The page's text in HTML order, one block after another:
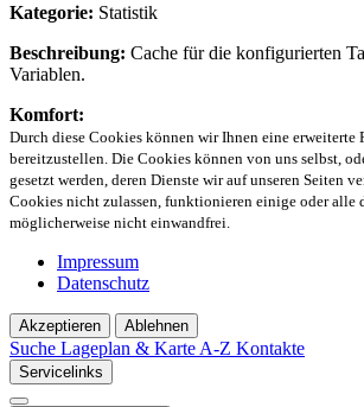
Kategorie: Statistik
Beschreibung: Cache für die konfigurierten
Variablen.
Komfort:
Durch diese Cookies können wir Ihnen eine
bereitzustellen. Die Cookies können von uns selbst,
gesetzt werden, deren Dienste wir auf unseren Seiten
Cookies nicht zulassen, funktionieren einige oder alle
möglicherweise nicht einwandfrei.
Impressum
Datenschutz
Akzeptieren Ablehnen
Suche Lageplan & Karte A-Z Kontakte
Servicelinks